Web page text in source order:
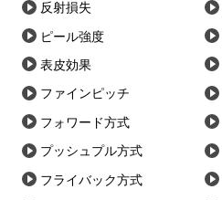
反射損失
ピール強度
表皮効果
ファインピッチ
フォワード方式
プッシュプル方式
フライバック方式